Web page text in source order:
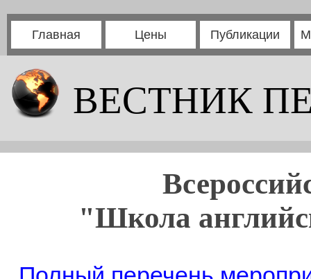
Главная Цены Публикации
ВЕСТНИК
"Школа